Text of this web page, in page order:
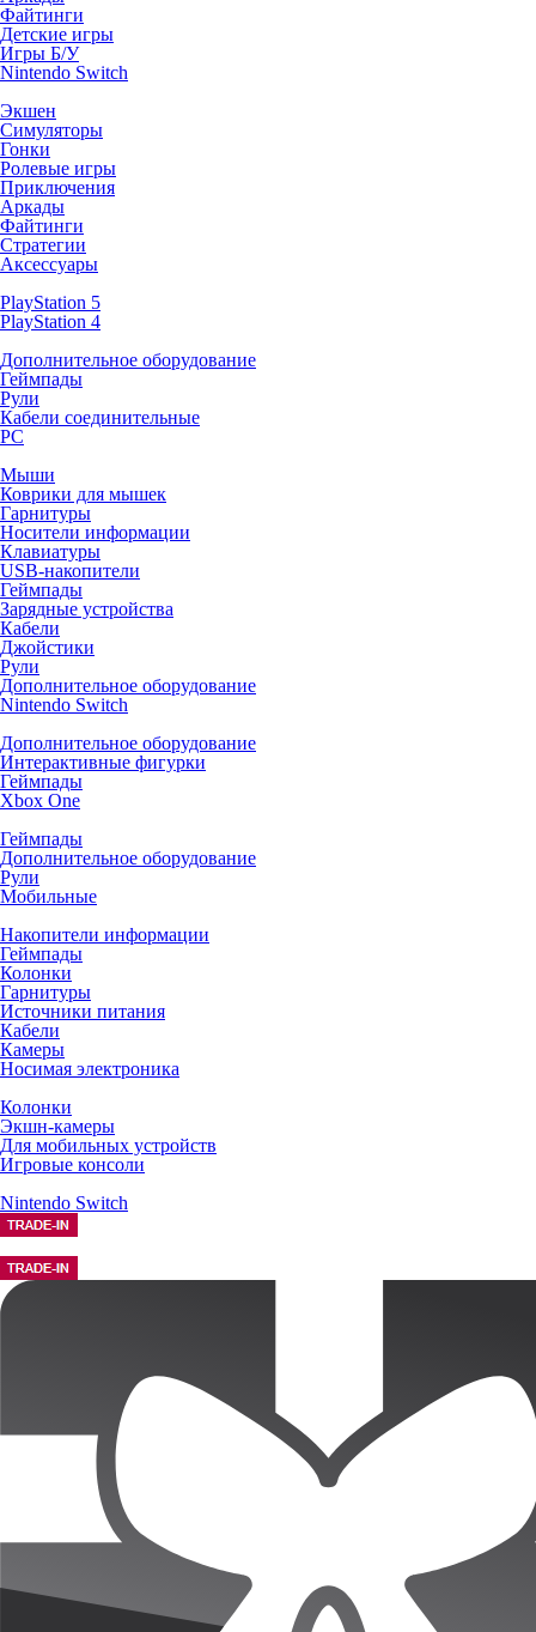
Файтинги
Детские игры
Игры Б/У
Nintendo Switch
Экшен
Симуляторы
Гонки
Ролевые игры
Приключения
Аркады
Файтинги
Стратегии
Аксессуары
PlayStation 5
PlayStation 4
Дополнительное оборудование
Геймпады
Рули
Кабели соединительные
PC
Мыши
Коврики для мышек
Гарнитуры
Носители информации
Клавиатуры
USB-накопители
Геймпады
Зарядные устройства
Кабели
Джойстики
Рули
Дополнительное оборудование
Nintendo Switch
Дополнительное оборудование
Интерактивные фигурки
Геймпады
Xbox One
Геймпады
Дополнительное оборудование
Рули
Мобильные
Накопители информации
Геймпады
Колонки
Гарнитуры
Источники питания
Кабели
Камеры
Носимая электроника
Колонки
Экшн-камеры
Для мобильных устройств
Игровые консоли
Nintendo Switch